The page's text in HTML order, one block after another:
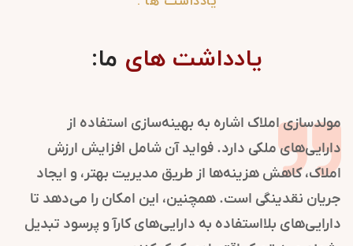
یادداشت های ما:
در شکل‌گیری و
ارتباطات و
تقویت می‌کند.
برند کمک
می‌رسانند.
مولدسازی املاک اشاره به
دارایی‌های ملکی دارد. فواید آن
املاک، کاهش هزینه‌ها از طریق
جریان نقدینگی است. همچنین، این
دارایی‌های بلااستفاده به